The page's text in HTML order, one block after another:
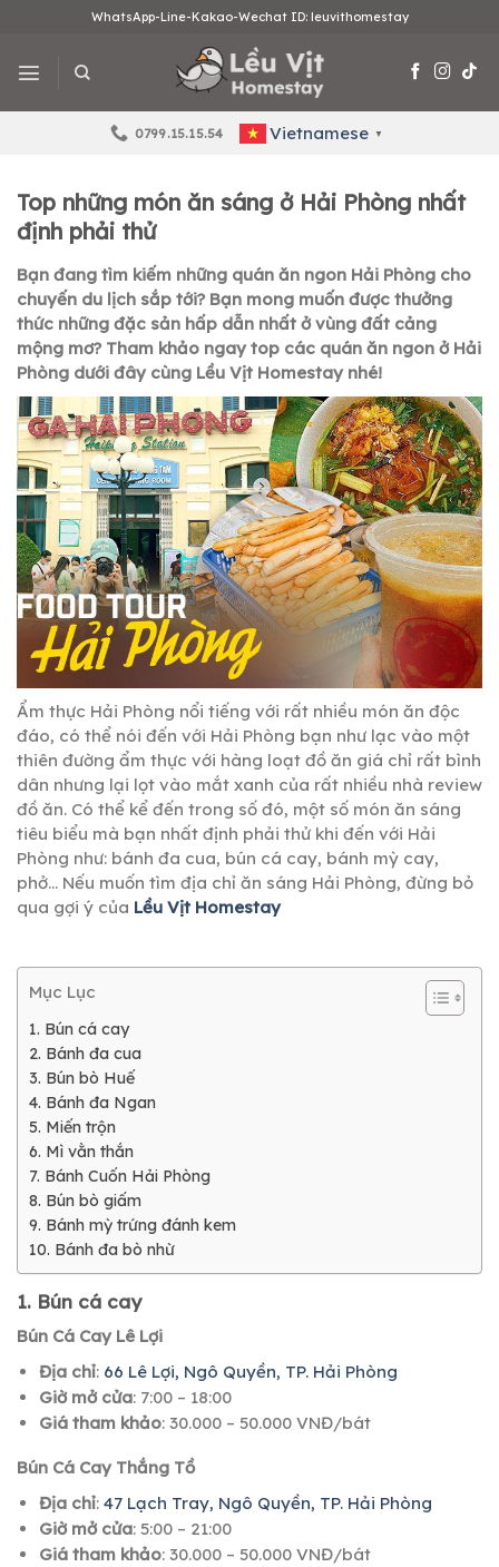
content
WhatsApp-Line-Kakao-Wechat ID: leuvithomestay
0799.15.15.54 Vietnamese ▼
Top những món ăn sáng ở Hải Phòng nhất
định phải thử
Bạn đang tìm kiếm những quán ăn ngon Hải Phòng cho
chuyến du lịch sắp tới? Bạn mong muốn được thưởng
thức những đặc sản hấp dẫn nhất ở vùng đất cảng
mộng mơ? Tham khảo ngay top các quán ăn ngon ở Hải
Phòng dưới đây cùng Lều Vịt Homestay nhé!
Ẩm thực Hải Phòng nổi tiếng với rất nhiều món ăn độc
đáo, có thể nói đến với Hải Phòng bạn như lạc vào một
thiên đường ẩm thực với hàng loạt đồ ăn giá chỉ rất bình
dân nhưng lại lọt vào mắt xanh của rất nhiều nhà review
đồ ăn. Có thể kể đến trong số đó, một số món ăn sáng
tiêu biểu mà bạn nhất định phải thử khi đến với Hải
Phòng như: bánh đa cua, bún cá cay, bánh mỳ cay,
phở… Nếu muốn tìm địa chỉ ăn sáng Hải Phòng, đừng bỏ
qua gợi ý của Lều Vịt Homestay
Mục Lục
1. Bún cá cay
2. Bánh đa cua
3. Bún bò Huế
4. Bánh đa Ngan
5. Miến trộn
6. Mì vằn thắn
7. Bánh Cuốn Hải Phòng
8. Bún bò giấm
9. Bánh mỳ trứng đánh kem
10. Bánh đa bò nhừ
1. Bún cá cay
Bún Cá Cay Lê Lợi
Địa chỉ: 66 Lê Lợi, Ngô Quyền, TP. Hải Phòng
Giờ mở cửa: 7:00 – 18:00
Giá tham khảo: 30.000 – 50.000 VNĐ/bát
Bún Cá Cay Thắng Tồ
Địa chỉ: 47 Lạch Tray, Ngô Quyền, TP. Hải Phòng
Giờ mở cửa: 5:00 – 21:00
Giá tham khảo: 30.000 – 50.000 VNĐ/bát